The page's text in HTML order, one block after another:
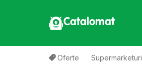
Catalomat
Oferte Supermarketuri